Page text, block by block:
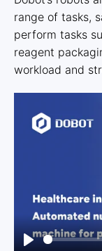
range of tasks,
perform tasks
reagent
workload and